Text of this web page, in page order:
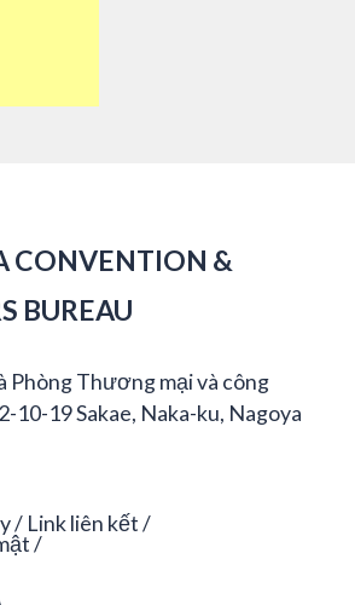
CONVENTION &
BUREAU
Phòng Thương mại và công
10-19 Sakae, Naka-ku, Nagoya
Link liên kết